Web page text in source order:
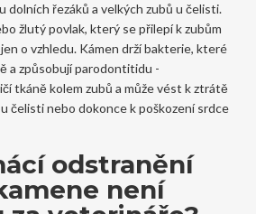
dolních řezáků a velkých zubů u čelisti.
žlutý povlak, který se přilepí k zubům
o vzhledu. Kámen drží bakterie, které
a způsobují parodontitidu -
tkáně kolem zubů a může vést k ztrátě
čelisti nebo dokonce k poškození srdce
odstranění
není